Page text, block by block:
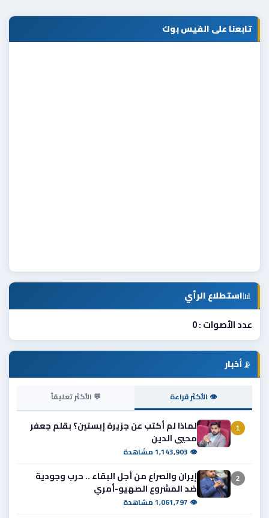
تابعنا على الفيس بوك
📊استطلاع الرأي
عدد الأصوات : 0
📡أخبار
👁 الأكثر قراءة 💬 الأكثر تعليقاً
1
لماذا لم أكتب عن جزيرة إبستين؟ بقلم جعفر
محيي الدين
👁 1,143,903 مشاهدة
2
إيران والصراع من أجل البقاء .. حرب وجودية
ضد المشروع الصهيو-أمري
👁 1,061,797 مشاهدة